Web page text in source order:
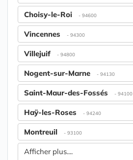
Choisy-le-Roi - 94600
Vincennes - 94300
Villejuif - 94800
Nogent-sur-Marne - 94130
Saint-Maur-des-Fossés - 94100
Haÿ-les-Roses - 94240
Montreuil - 93100
Afficher plus....